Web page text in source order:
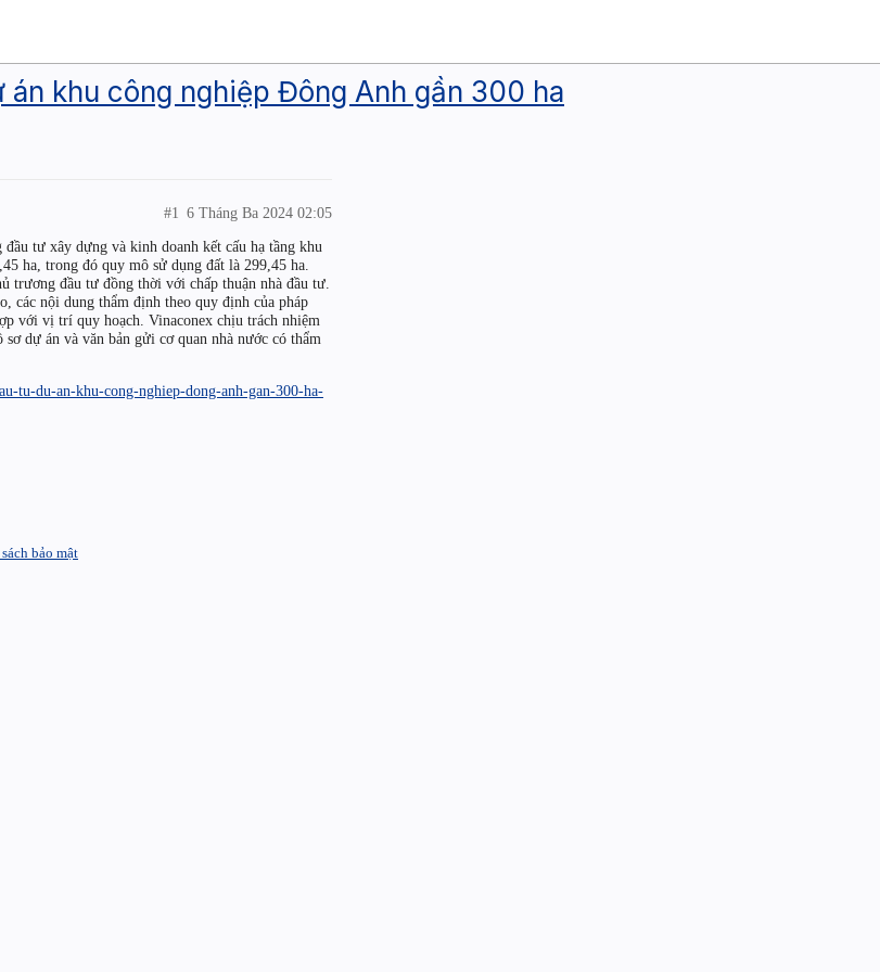
khu công nghiệp Đông Anh gần 300 ha
6 Tháng Ba 2024 02:05
#1
tư xây dựng và kinh doanh kết cấu hạ tầng khu
ha, trong đó quy mô sử dụng đất là 299,45 ha.
trương đầu tư đồng thời với chấp thuận nhà đầu tư.
các nội dung thẩm định theo quy định của pháp
với vị trí quy hoạch. Vinaconex chịu trách nhiệm
dự án và văn bản gửi cơ quan nhà nước có thẩm
tu-du-an-khu-cong-nghiep-dong-anh-gan-300-ha-
bảo mật